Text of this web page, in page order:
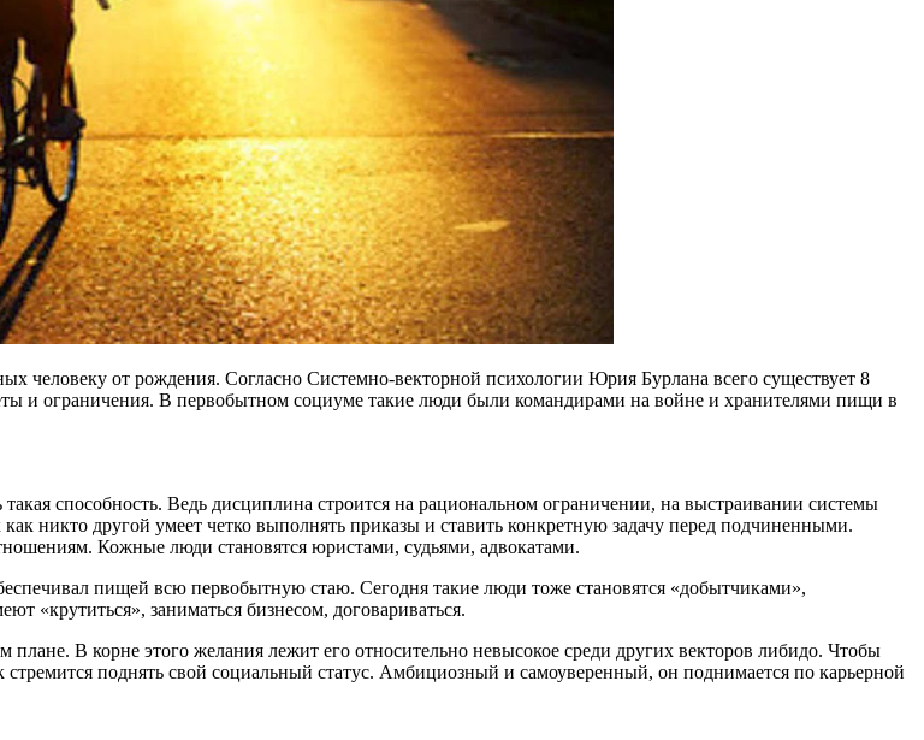
человеку от рождения. Согласно Системно-векторной психологии Юрия Бурлана всего существует 8
и ограничения. В первобытном социуме такие люди были командирами на войне и хранителями пищи в
способность. Ведь дисциплина строится на рациональном ограничении, на выстраивании системы
никто другой умеет четко выполнять приказы и ставить конкретную задачу перед подчиненными.
Кожные люди становятся юристами, судьями, адвокатами.
пищей всю первобытную стаю. Сегодня такие люди тоже становятся «добытчиками»,
«крутиться», заниматься бизнесом, договариваться.
В корне этого желания лежит его относительно невысокое среди других векторов либидо. Чтобы
поднять свой социальный статус. Амбициозный и самоуверенный, он поднимается по карьерной